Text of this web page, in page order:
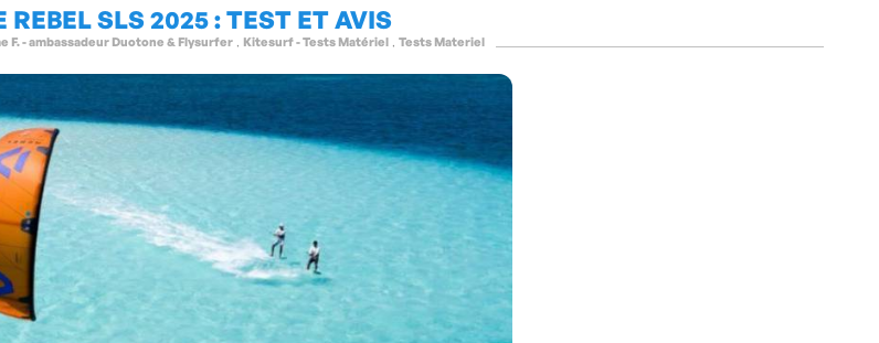
REBEL SLS 2025 : TEST ET AVIS
F. - ambassadeur Duotone & Flysurfer , Kitesurf - Tests Matériel , Tests Materiel